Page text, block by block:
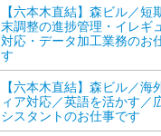
【六本木直結】森ビル／短
末調整の進捗管理・イレギ
対応・データ加工業務のお
す
【六本木直結】森ビル／海
ィア対応／英語を活かす／
シスタントのお仕事です